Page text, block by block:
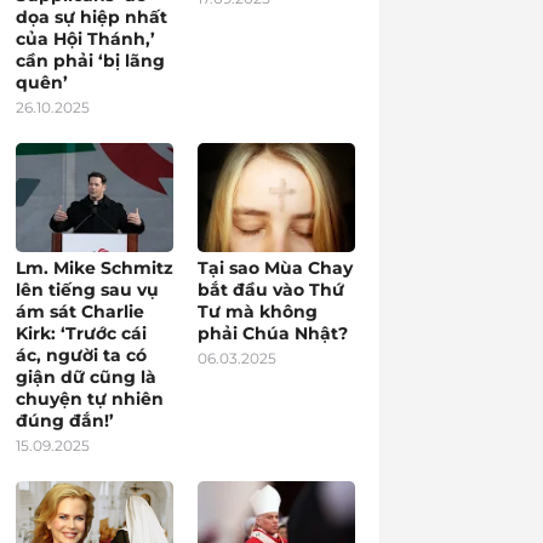
dọa sự hiệp nhất
của Hội Thánh,’
cần phải ‘bị lãng
quên’
26.10.2025
Lm. Mike Schmitz
lên tiếng sau vụ
ám sát Charlie
Kirk: ‘Trước cái
ác, người ta có
giận dữ cũng là
chuyện tự nhiên
đúng đắn!’
15.09.2025
Tại sao Mùa Chay
bắt đầu vào Thứ
Tư mà không
phải Chúa Nhật?
06.03.2025